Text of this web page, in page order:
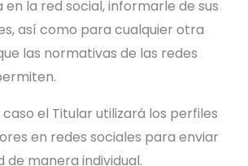
en la red social, informarle de sus
así como para cualquier otra
las normativas de las redes
caso el Titular utilizará los perfiles
en redes sociales para enviar
de manera individual.